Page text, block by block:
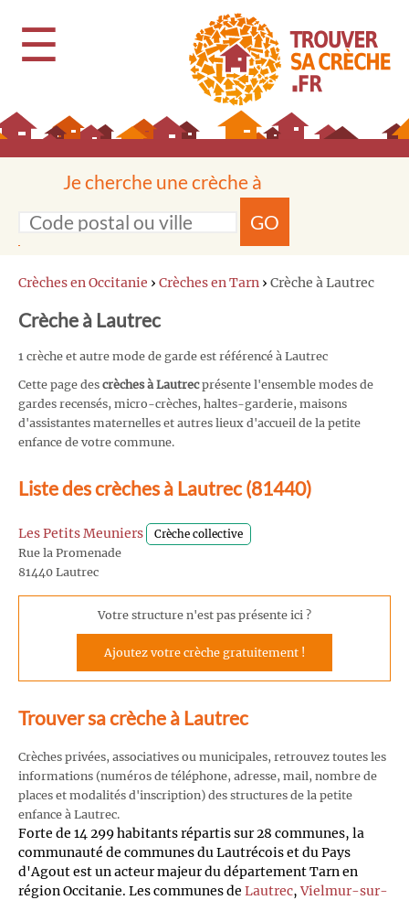
☰
Je cherche une crèche à
GO
Crèches en Occitanie › Crèches en Tarn › Crèche à Lautrec
Crèche à Lautrec
1 crèche et autre mode de garde est référencé à Lautrec
Cette page des crèches à Lautrecprésente l'ensemble modes de
gardes recensés, micro-crèches, haltes-garderie, maisons
d'assistantes maternelles et autres lieux d'accueil de la petite
enfance de votre commune.
Liste des crèches à Lautrec (81440)
Les Petits Meuniers Crèche collective
Rue la Promenade
81440 Lautrec
Votre structure n'est pas présente ici ?
Ajoutez votre crèche gratuitement !
Trouver sa crèche à Lautrec
Crèches privées, associatives ou municipales, retrouvez toutes les
informations (numéros de téléphone, adresse, mail, nombre de
places et modalités d'inscription) des structures de la petite
enfance à Lautrec.
Forte de 14 299 habitants répartis sur 28 communes, la
communauté de communes du Lautrécois et du Pays
d'Agout est un acteur majeur du département Tarn en
région Occitanie. Les communes de Lautrec,Vielmur-sur-